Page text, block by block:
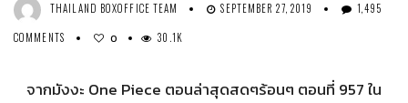
THAILAND BOXOFFICE TEAM SEPTEMBER 27, 2019
1,495
COMMENTS
0 30.1K
จากมังงะ One Piece ตอนล่าสุดสดๆร้อนๆ ตอนที่ 957 ใน